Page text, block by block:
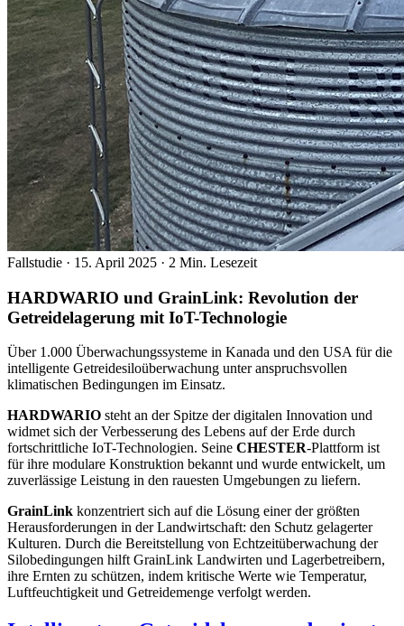
Fallstudie · 15. April 2025 · 2 Min. Lesezeit
HARDWARIO und GrainLink: Revolution der
Getreidelagerung mit IoT-Technologie
Über 1.000 Überwachungssysteme in Kanada und den USA für die
intelligente Getreidesiloüberwachung unter anspruchsvollen
klimatischen Bedingungen im Einsatz.
HARDWARIO steht an der Spitze der digitalen Innovation und
widmet sich der Verbesserung des Lebens auf der Erde durch
fortschrittliche IoT-Technologien. Seine CHESTER-Plattform ist
für ihre modulare Konstruktion bekannt und wurde entwickelt, um
zuverlässige Leistung in den rauesten Umgebungen zu liefern.
GrainLink konzentriert sich auf die Lösung einer der größten
Herausforderungen in der Landwirtschaft: den Schutz gelagerter
Kulturen. Durch die Bereitstellung von Echtzeitüberwachung der
Silobedingungen hilft GrainLink Landwirten und Lagerbetreibern,
ihre Ernten zu schützen, indem kritische Werte wie Temperatur,
Luftfeuchtigkeit und Getreidemenge verfolgt werden.